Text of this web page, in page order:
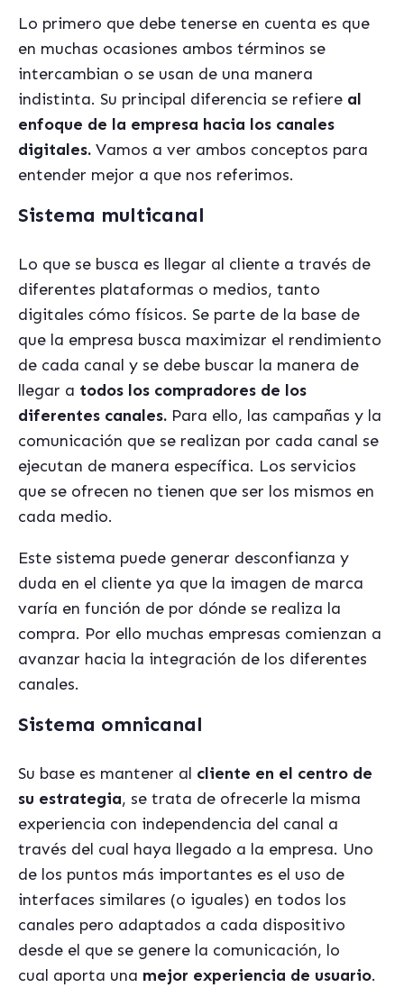
Lo primero que debe tenerse en cuenta es que
en muchas ocasiones ambos términos se
intercambian o se usan de una manera
indistinta. Su principal diferencia se refiere al
enfoque de la empresa hacia los canales
digitales. Vamos a ver ambos conceptos para
entender mejor a que nos referimos.
Sistema multicanal
Lo que se busca es llegar al cliente a través de
diferentes plataformas o medios, tanto
digitales cómo físicos. Se parte de la base de
que la empresa busca maximizar el rendimiento
de cada canal y se debe buscar la manera de
llegar a todos los compradores de los
diferentes canales. Para ello, las campañas y la
comunicación que se realizan por cada canal se
ejecutan de manera específica. Los servicios
que se ofrecen no tienen que ser los mismos en
cada medio.
Este sistema puede generar desconfianza y
duda en el cliente ya que la imagen de marca
varía en función de por dónde se realiza la
compra. Por ello muchas empresas comienzan a
avanzar hacia la integración de los diferentes
canales.
Sistema omnicanal
Su base es mantener al cliente en el centro de
su estrategia, se trata de ofrecerle la misma
experiencia con independencia del canal a
través del cual haya llegado a la empresa. Uno
de los puntos más importantes es el uso de
interfaces similares (o iguales) en todos los
canales pero adaptados a cada dispositivo
desde el que se genere la comunicación, lo
cual aporta una mejor experiencia de usuario.